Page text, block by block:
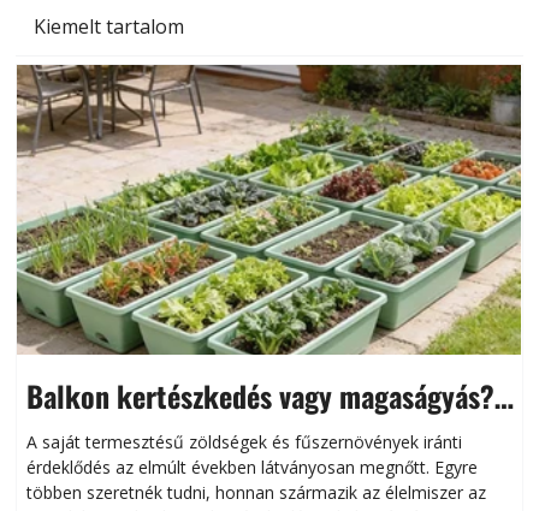
Kiemelt tartalom
Balkon kertészkedés vagy magaságyás?
Helytakarékos kertészkedés
A saját termesztésű zöldségek és fűszernövények iránti
érdeklődés az elmúlt években látványosan megnőtt. Egyre
többen szeretnék tudni, honnan származik az élelmiszer az